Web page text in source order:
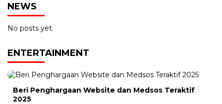
NEWS
No posts yet.
ENTERTAINMENT
Beri Penghargaan Website dan Medsos Teraktif
2025